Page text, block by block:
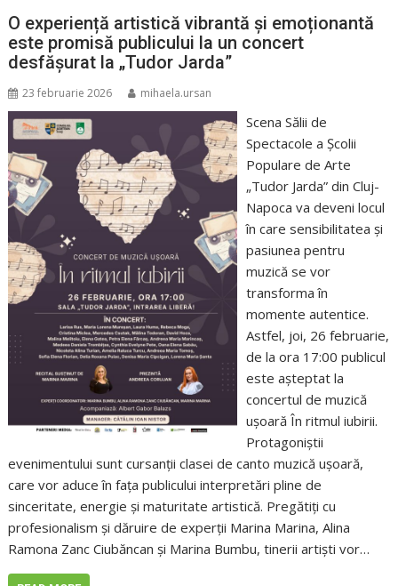
O experiență artistică vibrantă și emoționantă
este promisă publicului la un concert
desfășurat la „Tudor Jarda”
23 februarie 2026 mihaela.ursan
Scena Sălii de
Spectacole a Școlii
Populare de Arte
„Tudor Jarda” din Cluj-
Napoca va deveni locul
în care sensibilitatea și
pasiunea pentru
muzică se vor
transforma în
momente autentice.
Astfel, joi, 26 februarie,
de la ora 17:00 publicul
este așteptat la
concertul de muzică
ușoară În ritmul iubirii.
Protagoniștii
evenimentului sunt cursanții clasei de canto muzică ușoară,
care vor aduce în fața publicului interpretări pline de
sinceritate, energie și maturitate artistică. Pregătiți cu
profesionalism și dăruire de experții Marina Marina, Alina
Ramona Zanc Ciubăncan și Marina Bumbu, tinerii artiști vor…